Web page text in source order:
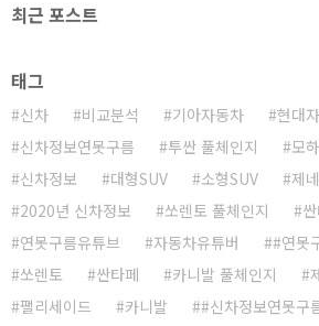
최근 포스트
태그
신차 비교분석 기아자동차
현대
신차정보연못구름
투싼 풀체인지 모
신차정보
대형SUV 소형SUV 제
2020년 신차정보
쏘렌토 풀체인지
연못구름유튜브
자동차유튜버 #연못
쏘렌토
싼타페 카니발 풀체인지
팰리세이드
카니발 #신차정보연못구